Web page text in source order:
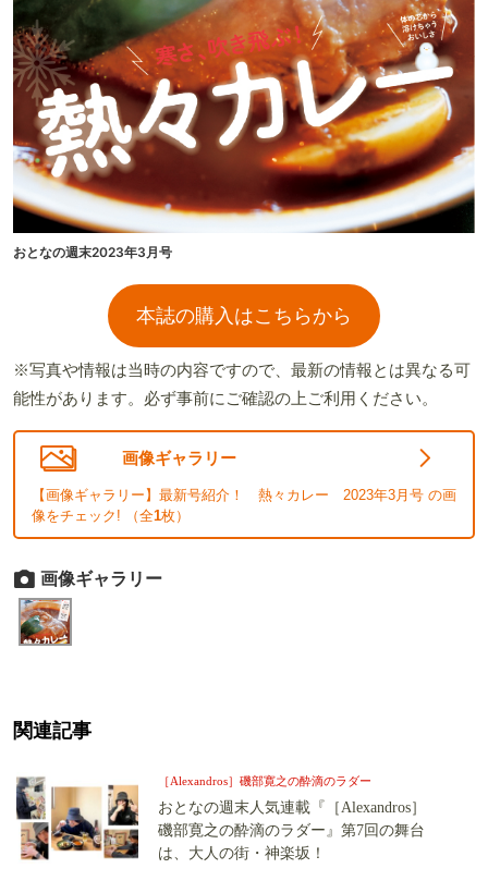
おとなの週末2023年3月号
本誌の購入はこちらから
※写真や情報は当時の内容ですので、最新の情報とは異なる可
能性があります。必ず事前にご確認の上ご利用ください。
画像ギャラリー
【画像ギャラリー】最新号紹介！ 熱々カレー 2023年3月号 の画
像をチェック! （全1枚）
画像ギャラリー
関連記事
［Alexandros］磯部寛之の酔滴のラダー
おとなの週末人気連載『［Alexandros］
磯部寛之の酔滴のラダー』第7回の舞台
は、大人の街・神楽坂！